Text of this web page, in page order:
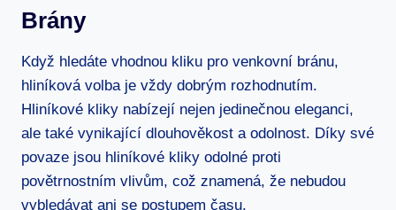
Brány
Když hledáte vhodnou kliku pro venkovní bránu,
hliníková volba je vždy dobrým rozhodnutím.
Hliníkové kliky ⁢nabízejí​ nejen jedinečnou eleganci,
ale také vynikající dlouhověkost a odolnost. Díky ‍své
povaze jsou⁢ hliníkové kliky odolné proti⁣
povětrnostním vlivům, což znamená, že nebudou
vybledávat⁤ ani se postupem času.